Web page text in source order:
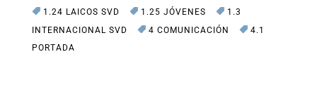
1.24 LAICOS SVD
1.25 JÓVENES
1.3
INTERNACIONAL SVD
4 COMUNICACIÓN
4.1
PORTADA